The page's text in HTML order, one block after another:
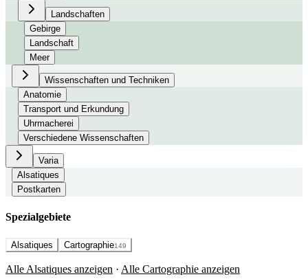
Landschaften
Gebirge
Landschaft
Meer
Wissenschaften und Techniken
Anatomie
Transport und Erkundung
Uhrmacherei
Verschiedene Wissenschaften
Varia
Alsatiques
Postkarten
Spezialgebiete
Alsatiques Cartographie149
Alle Alsatiques anzeigen · Alle Cartographie anzeigen